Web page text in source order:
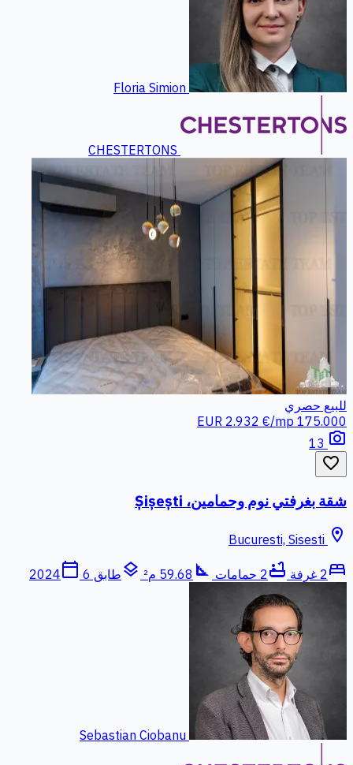
Floria Simion
CHESTERTONS
للبيع حصري
175.000 EUR
2.932 €/mp
photo_camera
favorite_border
شقة بغرفتي نوم وحمامين، Șișești
location_on
bed2 غرفة bathtub2 حمامات square_foot 59.68 م² layers طابق 6 calendar_today
2024
Sebastian Ciobanu